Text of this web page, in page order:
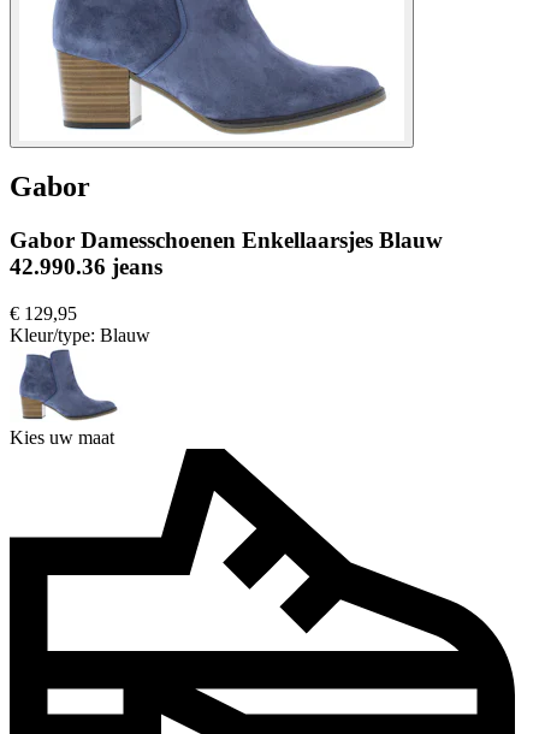
Gabor
Gabor Damesschoenen Enkellaarsjes Blauw
42.990.36 jeans
€ 129,95
Kleur/type: Blauw
Kies uw maat